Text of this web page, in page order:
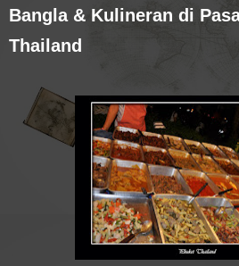
Bangla & Kulineran di
Thailand